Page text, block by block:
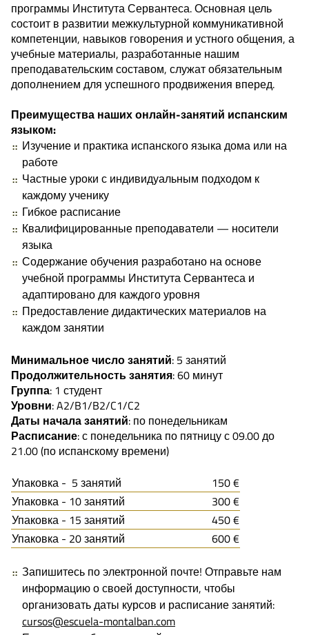
программы Института Сервантеса. Основная цель
состоит в развитии межкультурной коммуникативной
компетенции, навыков говорения и устного общения, а
учебные материалы, разработанные нашим
преподавательским составом, служат обязательным
дополнением для успешного продвижения вперед.
Преимущества наших онлайн-занятий испанским
языком:
Изучение и практика испанского языка дома или на
работе
Частные уроки с индивидуальным подходом к
каждому ученику
Гибкое расписание
Квалифицированные преподаватели — носители
языка
Содержание обучения разработано на основе
учебной программы Института Сервантеса и
адаптировано для каждого уровня
Предоставление дидактических материалов на
каждом занятии
Минимальное число занятий: 5 занятий
Продолжительность занятия: 60 минут
Группа: 1 студент
Уровни: A2/B1/B2/C1/C2
Даты начала занятий: по понедельникам
Расписание: с понедельника по пятницу с 09.00 до
21.00 (по испанскому времени)
Упаковка - 5 занятий
150 €
Упаковка - 10 занятий
300 €
Упаковка - 15 занятий
450 €
Упаковка - 20 занятий
600 €
Запишитесь по электронной почте! Отправьте нам
информацию о своей доступности, чтобы
организовать даты курсов и расписание занятий:
cursos@escuela-montalban.com